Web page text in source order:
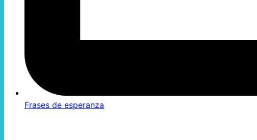
Frases de esperanza